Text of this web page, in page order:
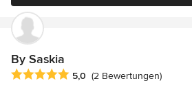
By Saskia
Durchschnittliche Bewertung: 5 von 5
5,0 (2 Bewertungen)